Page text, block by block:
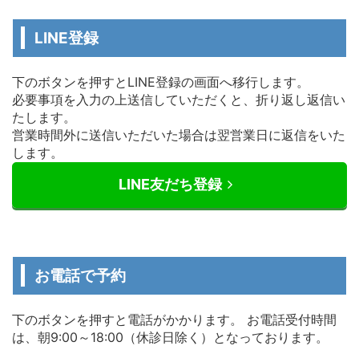
LINE登録
下のボタンを押すとLINE登録の画面へ移行します。
必要事項を入力の上送信していただくと、折り返し返信い
たします。
営業時間外に送信いただいた場合は翌営業日に返信をいた
します。
LINE友だち登録
お電話で予約
下のボタンを押すと電話がかかります。 お電話受付時間
は、朝9:00～18:00（休診日除く）となっております。